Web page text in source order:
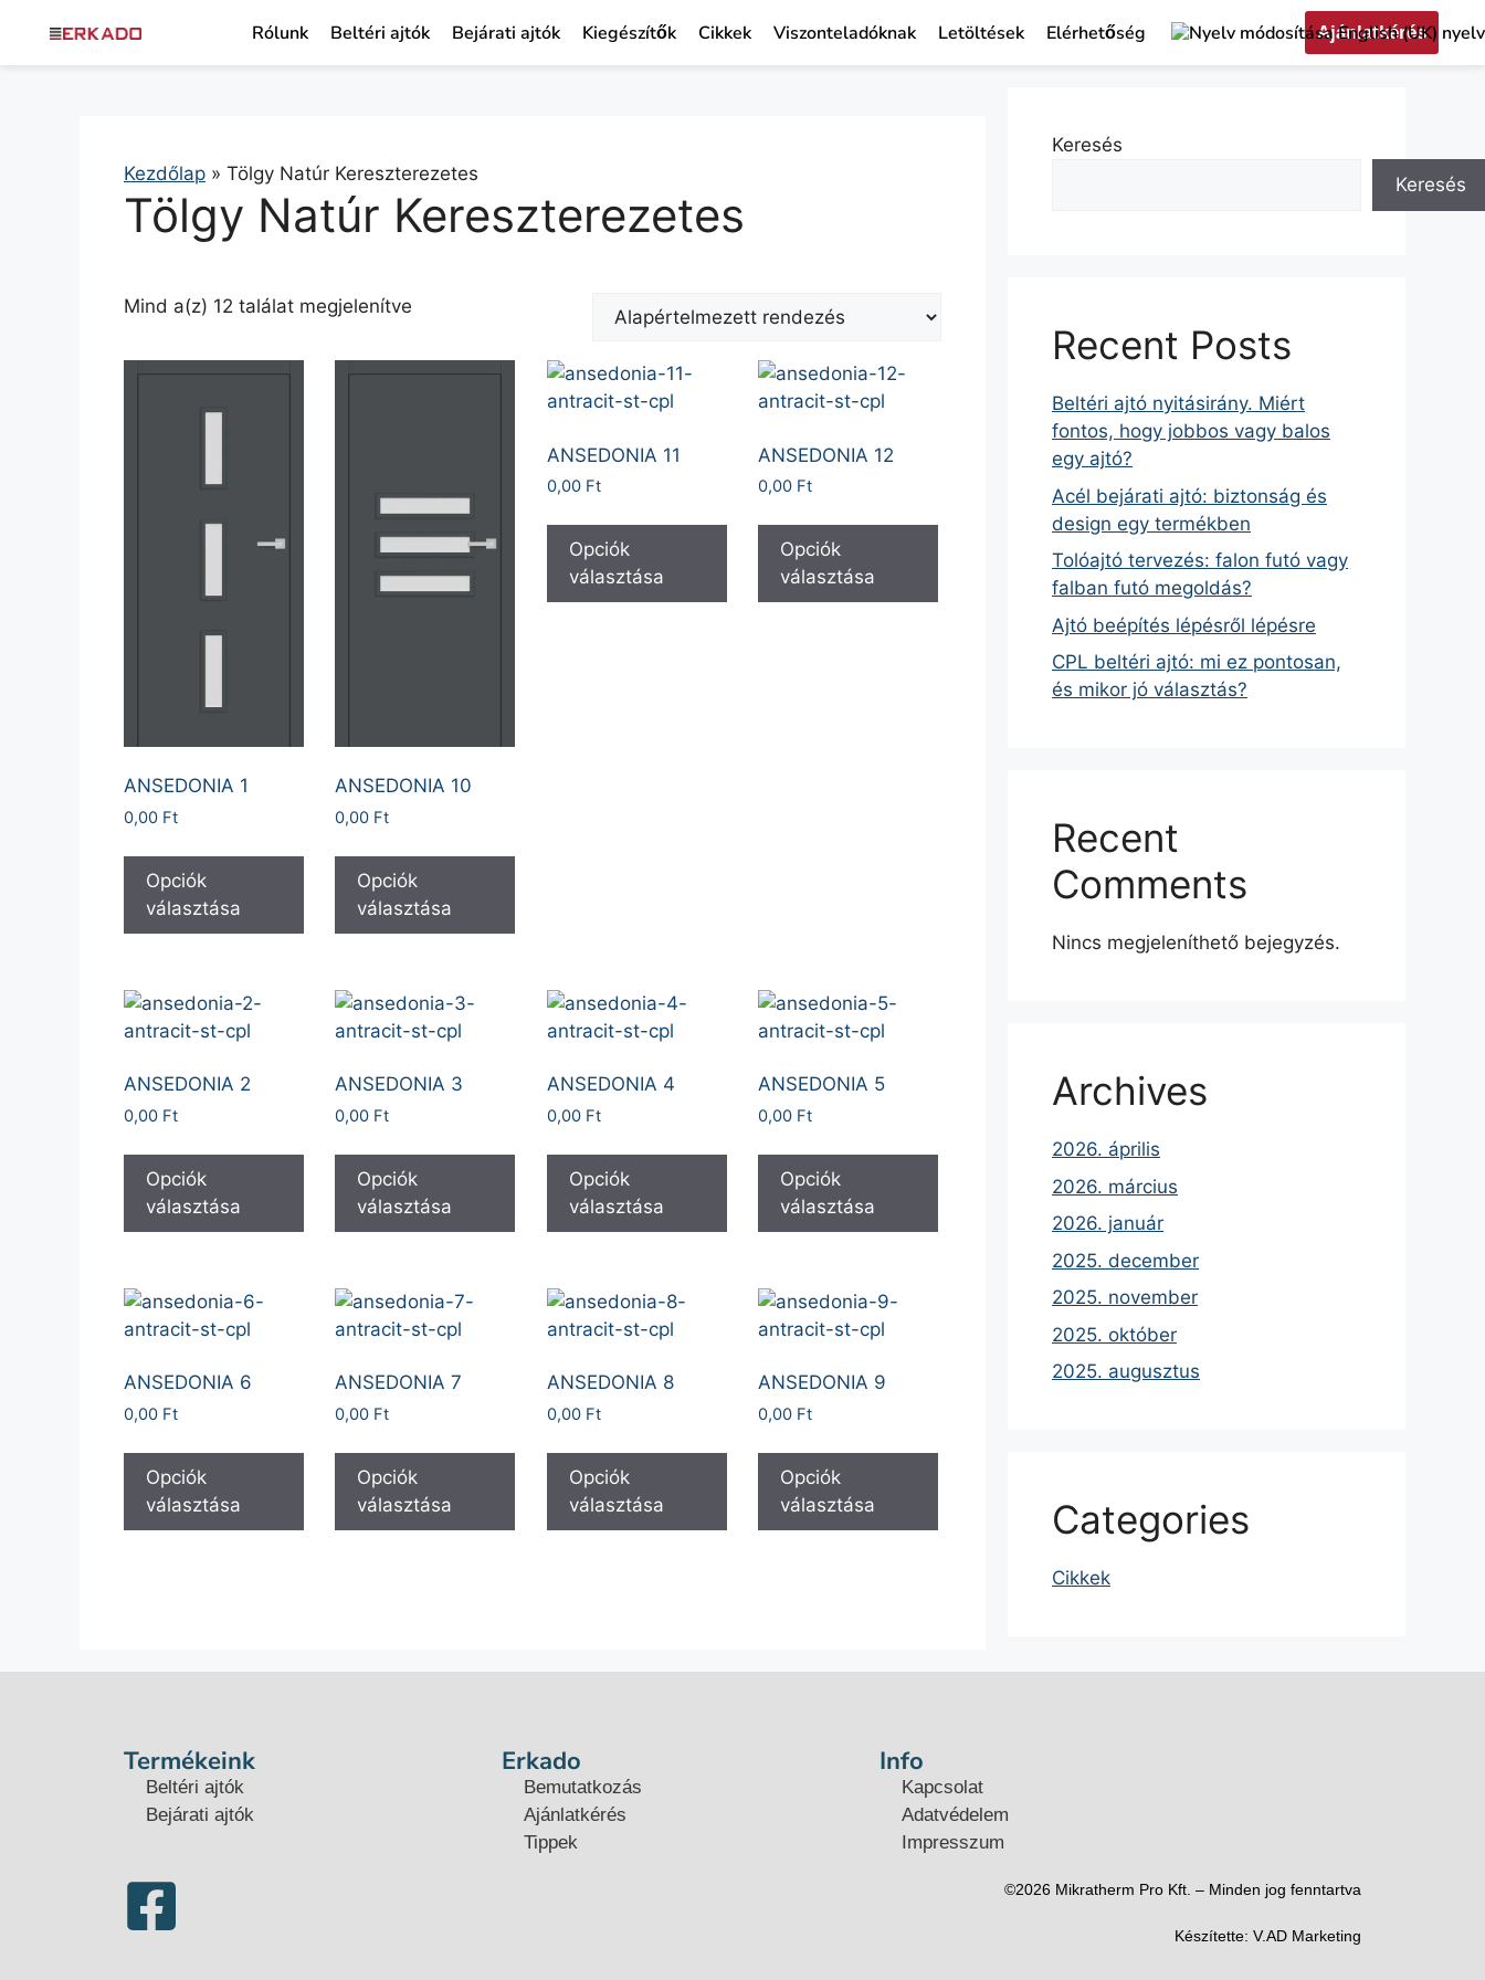
Rólunk Beltéri ajtók Bejárati ajtók Kiegészítők Cikkek Viszonteladóknak Letöltések Elérhetőség Ajánlatkérés
Kezdőlap » Tölgy Natúr Kereszterezetes
Tölgy Natúr Kereszterezetes
Mind a(z) 12 találat megjelenítve
ANSEDONIA 1
0,00 Ft
Opciók
választása
ANSEDONIA 10
0,00 Ft
Opciók
választása
ANSEDONIA 11
0,00 Ft
Opciók
választása
ANSEDONIA 12
0,00 Ft
Opciók
választása
ANSEDONIA 2
0,00 Ft
Opciók
választása
ANSEDONIA 3
0,00 Ft
Opciók
választása
ANSEDONIA 4
0,00 Ft
Opciók
választása
ANSEDONIA 5
0,00 Ft
Opciók
választása
ANSEDONIA 6
0,00 Ft
Opciók
választása
ANSEDONIA 7
0,00 Ft
Opciók
választása
ANSEDONIA 8
0,00 Ft
Opciók
választása
ANSEDONIA 9
0,00 Ft
Opciók
választása
Keresés
Keresés
Recent Posts
Beltéri ajtó nyitásirány. Miért
fontos, hogy jobbos vagy balos
egy ajtó?
Acél bejárati ajtó: biztonság és
design egy termékben
Tolóajtó tervezés: falon futó vagy
falban futó megoldás?
Ajtó beépítés lépésről lépésre
CPL beltéri ajtó: mi ez pontosan,
és mikor jó választás?
Recent
Comments
Nincs megjeleníthető bejegyzés.
Archives
2026. április
2026. március
2026. január
2025. december
2025. november
2025. október
2025. augusztus
Categories
Cikkek
Termékeink
Beltéri ajtók
Bejárati ajtók
Erkado
Bemutatkozás
Ajánlatkérés
Tippek
Info
Kapcsolat
Adatvédelem
Impresszum
©2026 Mikratherm Pro Kft. – Minden jog fenntartva​
Készítette: V.AD Marketing